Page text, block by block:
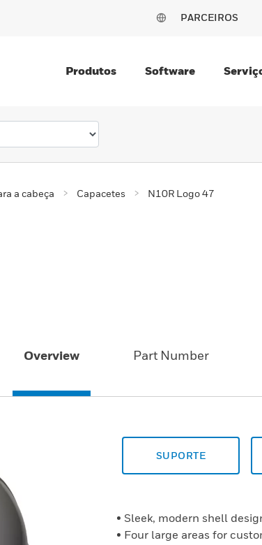
PARCEIROS
Produtos Software
a cabeça Capacetes N10R Logo 47
Overview Part Number
SUPORTE
• Sleek, modern shell
• Four large areas for